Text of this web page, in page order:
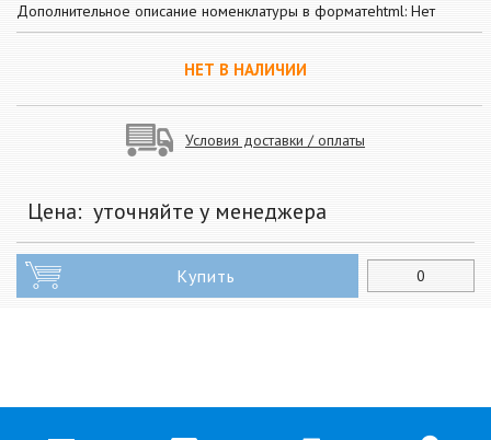
Дополнительное описание номенклатуры в форматеhtml: Нет
НЕТ В НАЛИЧИИ
Условия доставки / оплаты
Цена: уточняйте у менеджера
Купить